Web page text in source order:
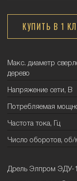
КУПИТЬ В 1
Макс. диаметр
дерево
Напряжение сети, В
Потребляемая
Частота тока, Гц
Число оборотов, об/
Дрель Элпром ЭДУ-